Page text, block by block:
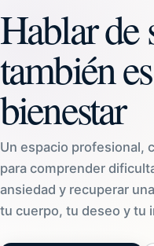
Hablar de
también
bienestar
Un espacio profesional,
para comprender
ansiedad y recuperar
tu cuerpo, tu deseo y tu